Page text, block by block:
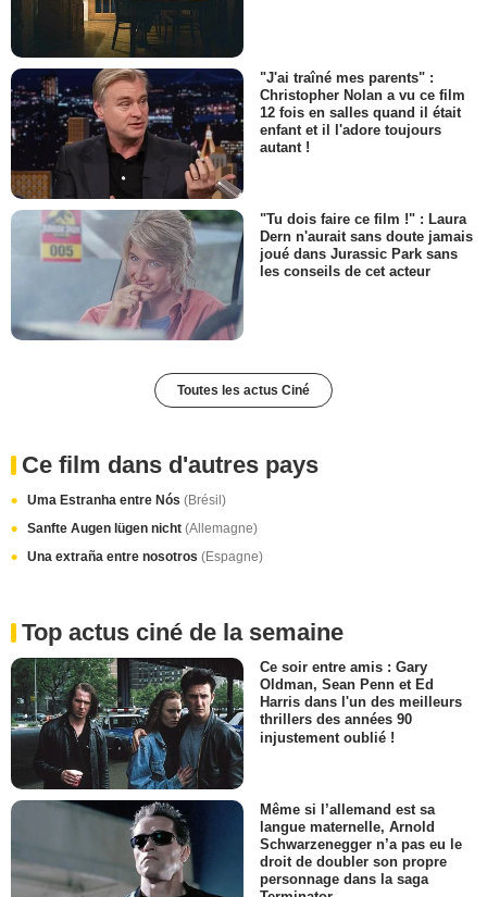
"J'ai traîné mes parents" :
Christopher Nolan a vu ce film
12 fois en salles quand il était
enfant et il l'adore toujours
autant !
"Tu dois faire ce film !" : Laura
Dern n'aurait sans doute jamais
joué dans Jurassic Park sans
les conseils de cet acteur
Toutes les actus Ciné
Ce film dans d'autres pays
Uma Estranha entre Nós (Brésil)
Sanfte Augen lügen nicht (Allemagne)
Una extraña entre nosotros (Espagne)
Top actus ciné de la semaine
Ce soir entre amis : Gary
Oldman, Sean Penn et Ed
Harris dans l'un des meilleurs
thrillers des années 90
injustement oublié !
Même si l’allemand est sa
langue maternelle, Arnold
Schwarzenegger n’a pas eu le
droit de doubler son propre
personnage dans la saga